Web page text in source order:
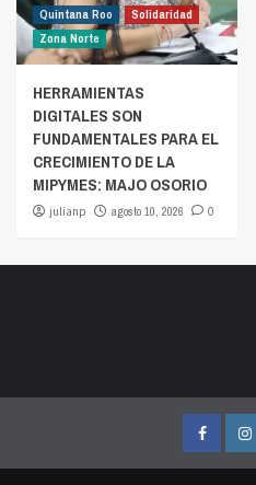
Quintana Roo
Solidaridad
Zona Norte
HERRAMIENTAS
DIGITALES SON
FUNDAMENTALES PARA EL
CRECIMIENTO DE LA
MIPYMES: MAJO OSORIO
julianp agosto 10, 2026 0